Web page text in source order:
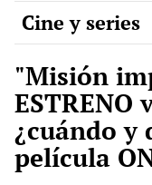
Cine y series
"Misión
ESTRENO
¿cuándo y
película